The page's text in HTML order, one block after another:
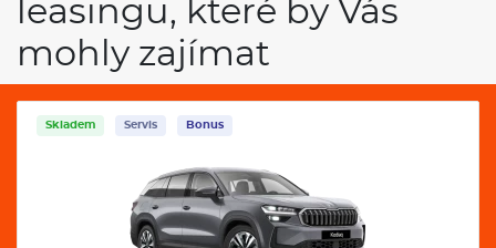
leasingu, které by Vás
mohly zajímat
Skladem Servis Bonus